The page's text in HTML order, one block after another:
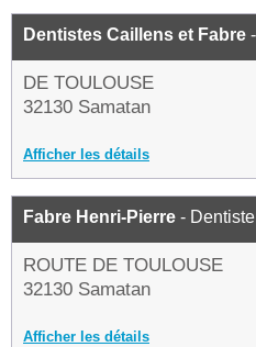
Dentistes Caillens et Fabre
DE TOULOUSE
32130 Samatan
Afficher les détails
Fabre Henri-Pierre - Dentiste
ROUTE DE TOULOUSE
32130 Samatan
Afficher les détails